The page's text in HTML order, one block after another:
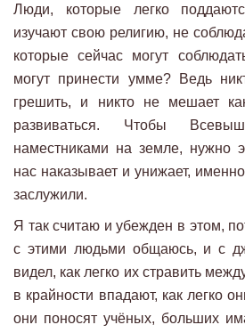
Люди, которые легко
изучают свою религию, не
которые сейчас могут
могут принести умме? Ведь
грешить, и никто не мешает
развиваться. Чтобы
наместниками на земле, нужно
нас наказывает и унижает,
заслужили.
Я так считаю и убежден в этом,
с этими людьми общаюсь, и с
видел, как легко их стравить
в крайности впадают, как легко
они поносят учёных, больших